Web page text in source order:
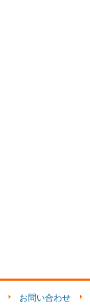
お問い合わせ